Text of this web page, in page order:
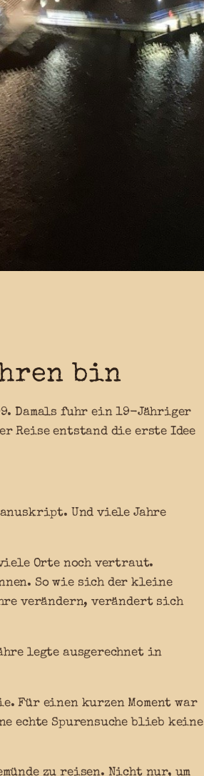
bin
Damals fuhr ein 19-Jähriger
Reise entstand die erste Idee
Und viele Jahre
Orte noch vertraut.
So wie sich der kleine
verändern, verändert sich
legte ausgerechnet in
Für einen kurzen Moment war
echte Spurensuche blieb keine
zu reisen. Nicht nur, um